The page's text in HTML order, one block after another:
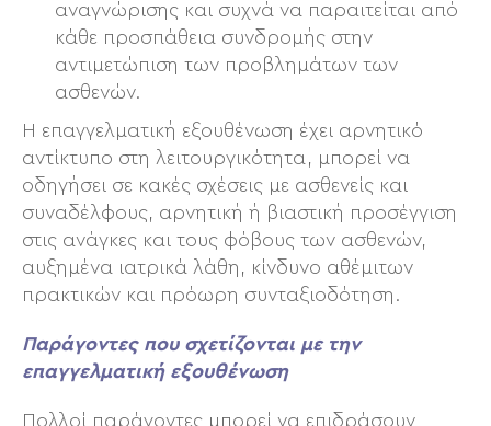
αναγνώρισης και συχνά να παραιτείται από
κάθε προσπάθεια συνδρομής στην
αντιμετώπιση των προβλημάτων των
ασθενών.
Η επαγγελματική εξουθένωση έχει αρνητικό
αντίκτυπο στη λειτουργικότητα, μπορεί να
οδηγήσει σε κακές σχέσεις με ασθενείς και
συναδέλφους, αρνητική ή βιαστική προσέγγιση
στις ανάγκες και τους φόβους των ασθενών,
αυξημένα ιατρικά λάθη, κίνδυνο αθέμιτων
πρακτικών και πρόωρη συνταξιοδότηση.
Παράγοντες που σχετίζονται με την
επαγγελματική εξουθένωση
Πολλοί παράγοντες μπορεί να επιδράσουν